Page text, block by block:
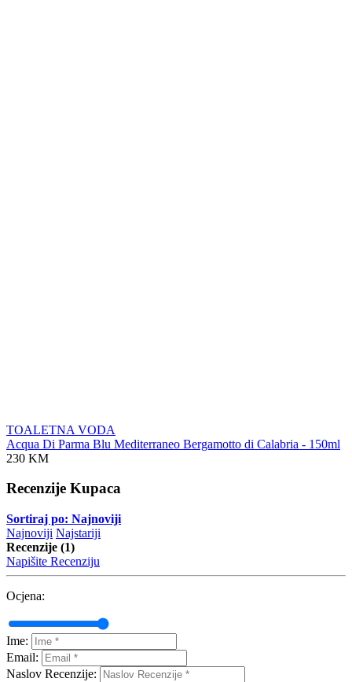
TOALETNA VODA
Acqua Di Parma Blu Mediterraneo Bergamotto di Calabria - 150ml
230 KM
Recenzije Kupaca
Sortiraj po: Najnoviji
Najnoviji Najstariji
Recenzije (1)
Napišite Recenziju
Ocjena:
Ime:
Email:
Naslov Recenzije: